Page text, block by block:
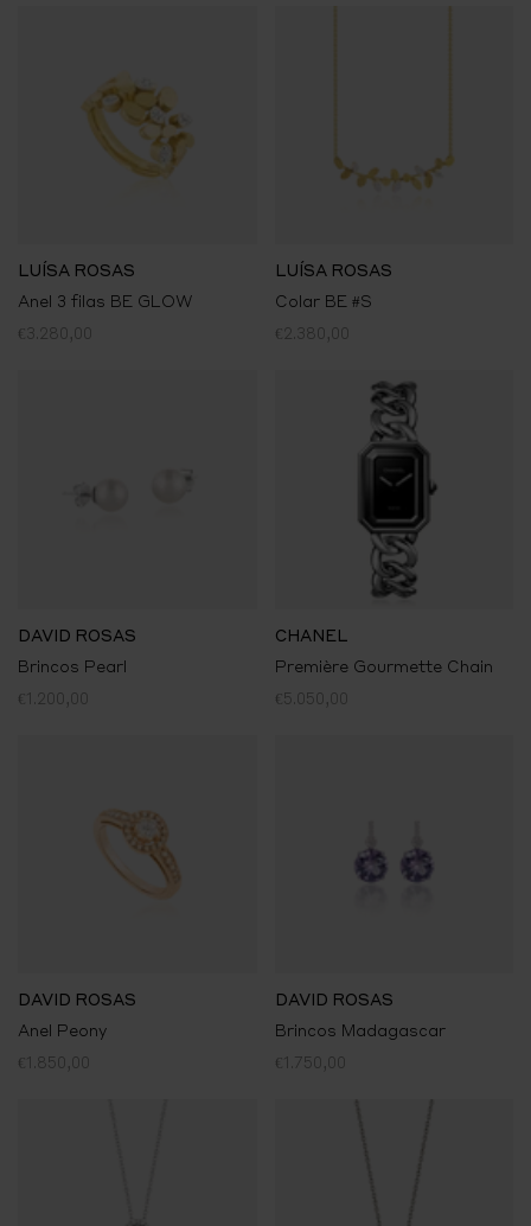
LUÍSA ROSAS
Anel 3 filas BE GLOW
€3.280,00
LUÍSA ROSAS
Colar BE #S
€2.380,00
DAVID ROSAS
Brincos Pearl
€1.200,00
CHANEL
Première Gourmette Chain
€5.050,00
DAVID ROSAS
Anel Peony
€1.850,00
DAVID ROSAS
Brincos Madagascar
€1.750,00